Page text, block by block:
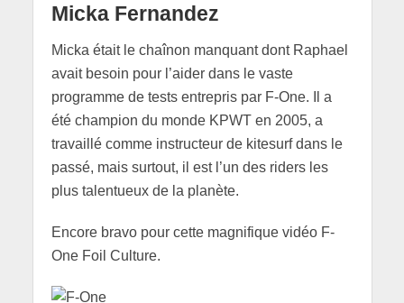
Micka Fernandez
Micka était le chaînon manquant dont Raphael
avait besoin pour l’aider dans le vaste
programme de tests entrepris par F-One. Il a
été champion du monde KPWT en 2005, a
travaillé comme instructeur de kitesurf dans le
passé, mais surtout, il est l’un des riders les
plus talentueux de la planète.
Encore bravo pour cette magnifique vidéo F-
One Foil Culture.